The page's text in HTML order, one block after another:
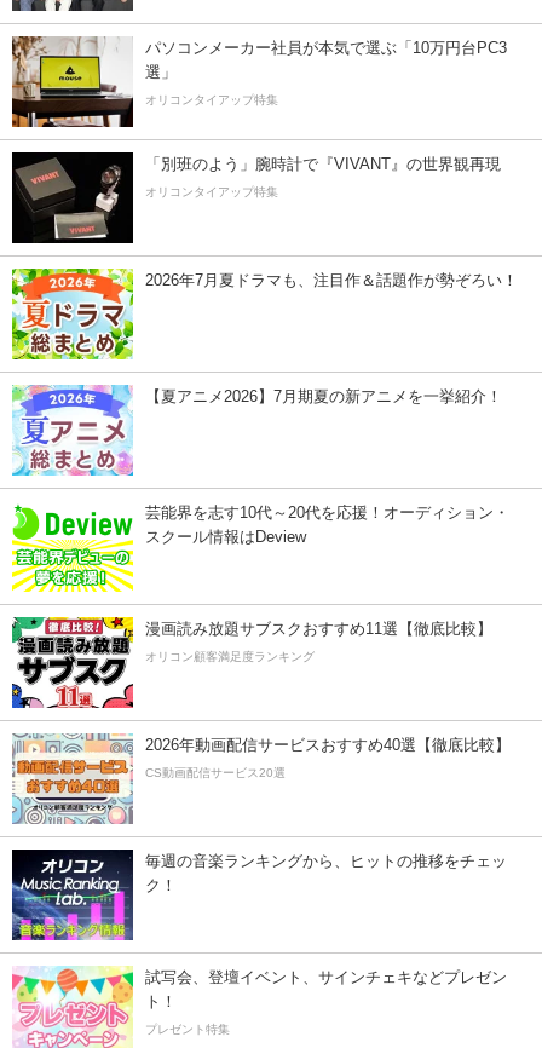
パソコンメーカー社員が本気で選ぶ「10万円台PC3
選」
オリコンタイアップ特集
「別班のよう」腕時計で『VIVANT』の世界観再現
オリコンタイアップ特集
2026年7月夏ドラマも、注目作＆話題作が勢ぞろい！
【夏アニメ2026】7月期夏の新アニメを一挙紹介！
芸能界を志す10代～20代を応援！オーディション・
スクール情報はDeview
漫画読み放題サブスクおすすめ11選【徹底比較】
オリコン顧客満足度ランキング
2026年動画配信サービスおすすめ40選【徹底比較】
CS動画配信サービス20選
毎週の音楽ランキングから、ヒットの推移をチェッ
ク！
試写会、登壇イベント、サインチェキなどプレゼン
ト！
プレゼント特集